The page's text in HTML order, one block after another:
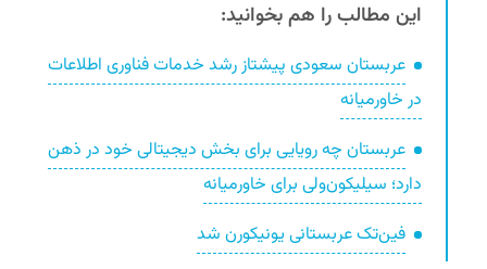
این مطالب را هم بخوانید:
عربستان سعودی پیشتاز رشد خدمات فناوری اطلاعات
در خاورمیانه
عربستان چه رویایی برای بخش دیجیتالی خود در ذهن
دارد؛ سیلیکون‌ولی برای خاورمیانه
فین‌تک عربستانی یونیکورن شد